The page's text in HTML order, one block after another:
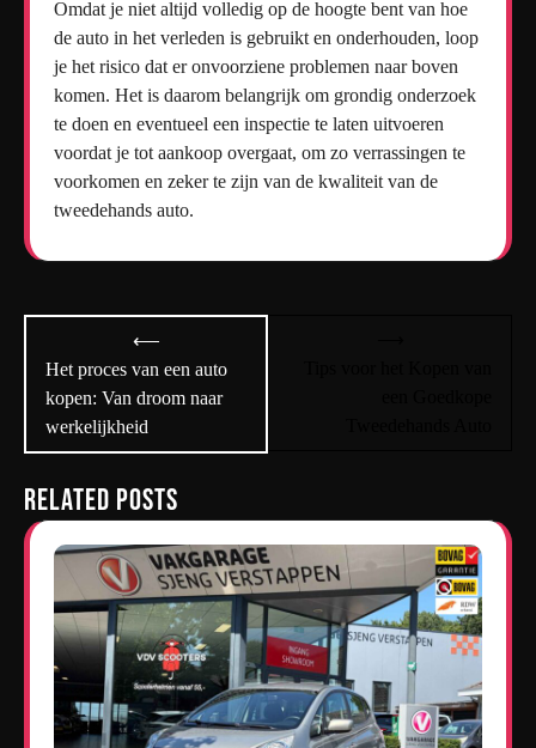
Omdat je niet altijd volledig op de hoogte bent van hoe
de auto in het verleden is gebruikt en onderhouden, loop
je het risico dat er onvoorziene problemen naar boven
komen. Het is daarom belangrijk om grondig onderzoek
te doen en eventueel een inspectie te laten uitvoeren
voordat je tot aankoop overgaat, om zo verrassingen te
voorkomen en zeker te zijn van de kwaliteit van de
tweedehands auto.
navigatie
⟵
Het proces van een auto
kopen: Van droom naar
werkelijkheid
Related Posts